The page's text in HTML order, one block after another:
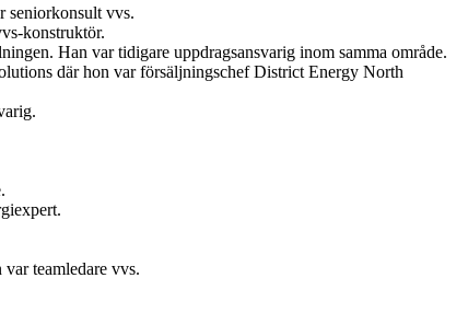
seniorkonsult vvs.
konstruktör.
Han var tidigare uppdragsansvarig inom samma område.
där hon var försäljningschef District Energy North
teamledare vvs.